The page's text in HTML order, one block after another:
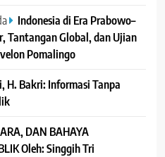
Indonesia di Era Prabowo–
Tantangan Global, dan Ujian
Pomalingo
H. Bakri: Informasi Tanpa
DAN BAHAYA
Oleh: Singgih Tri